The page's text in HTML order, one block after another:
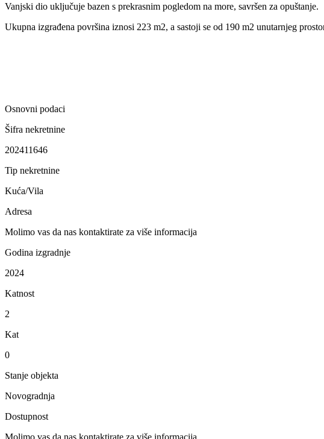
Vanjski dio uključuje bazen s prekrasnim pogledom na more, savršen za opuštanje.
Ukupna izgrađena površina iznosi 223 m2, a sastoji se od 190 m2 unutarnjeg
Osnovni podaci
Šifra nekretnine
202411646
Tip nekretnine
Kuća/Vila
Adresa
Molimo vas da nas kontaktirate za više informacija
Godina izgradnje
2024
Katnost
2
Kat
0
Stanje objekta
Novogradnja
Dostupnost
Molimo vas da nas kontaktirate za više informacija